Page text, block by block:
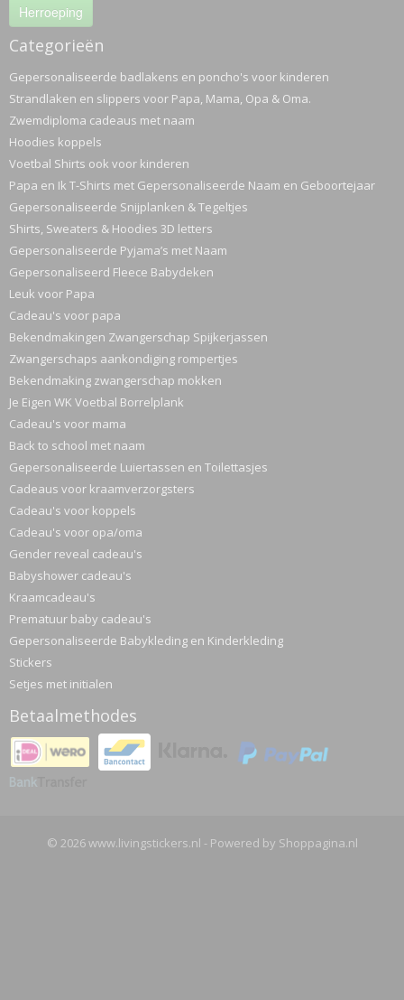
Herroeping
Categorieën
Gepersonaliseerde badlakens en poncho's voor kinderen
Strandlaken en slippers voor Papa, Mama, Opa & Oma.
Zwemdiploma cadeaus met naam
Hoodies koppels
Voetbal Shirts ook voor kinderen
Papa en Ik T-Shirts met Gepersonaliseerde Naam en Geboortejaar
Gepersonaliseerde Snijplanken & Tegeltjes
Shirts, Sweaters & Hoodies 3D letters
Gepersonaliseerde Pyjama’s met Naam
Gepersonaliseerd Fleece Babydeken
Leuk voor Papa
Cadeau's voor papa
Bekendmakingen Zwangerschap Spijkerjassen
Zwangerschaps aankondiging rompertjes
Bekendmaking zwangerschap mokken
Je Eigen WK Voetbal Borrelplank
Cadeau's voor mama
Back to school met naam
Gepersonaliseerde Luiertassen en Toilettasjes
Cadeaus voor kraamverzorgsters
Cadeau's voor koppels
Cadeau's voor opa/oma
Gender reveal cadeau's
Babyshower cadeau's
Kraamcadeau's
Prematuur baby cadeau's
Gepersonaliseerde Babykleding en Kinderkleding
Stickers
Setjes met initialen
Betaalmethodes
© 2026 www.livingstickers.nl - Powered by Shoppagina.nl